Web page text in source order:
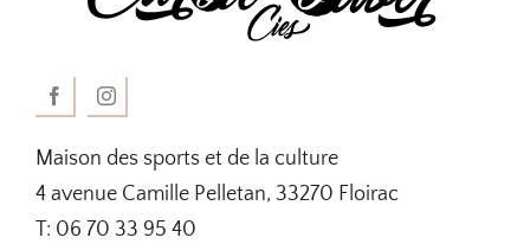
Maison des sports et de la culture
4 avenue Camille Pelletan, 33270 Floirac
T: 06 70 33 95 40